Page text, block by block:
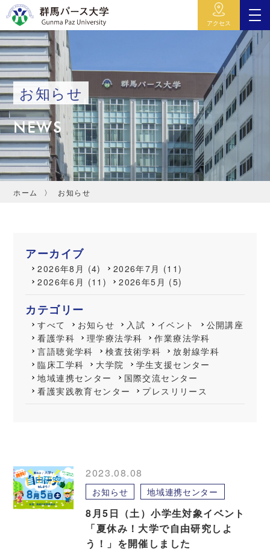
アクセス
お知らせ
NEWS
ホーム お知らせ
アーカイブ
2026年8月 (4)
2026年7月 (11)
2026年6月 (11)
2026年5月 (5)
カテゴリー
すべて お知らせ 入試 イベント
公開講座
看護学科
理学療法学科
作業療法学科
言語聴覚学科
検査技術学科
放射線学科
臨床工学科
大学院
学生支援センター
地域連携センター
国際交流センター
看護実践教育センター
プレスリリース
2023.08.08
お知らせ 地域連携センター
8月5日（土）小学生対象イベント
「夏休み！大学で自由研究しよ
う！」を開催しました